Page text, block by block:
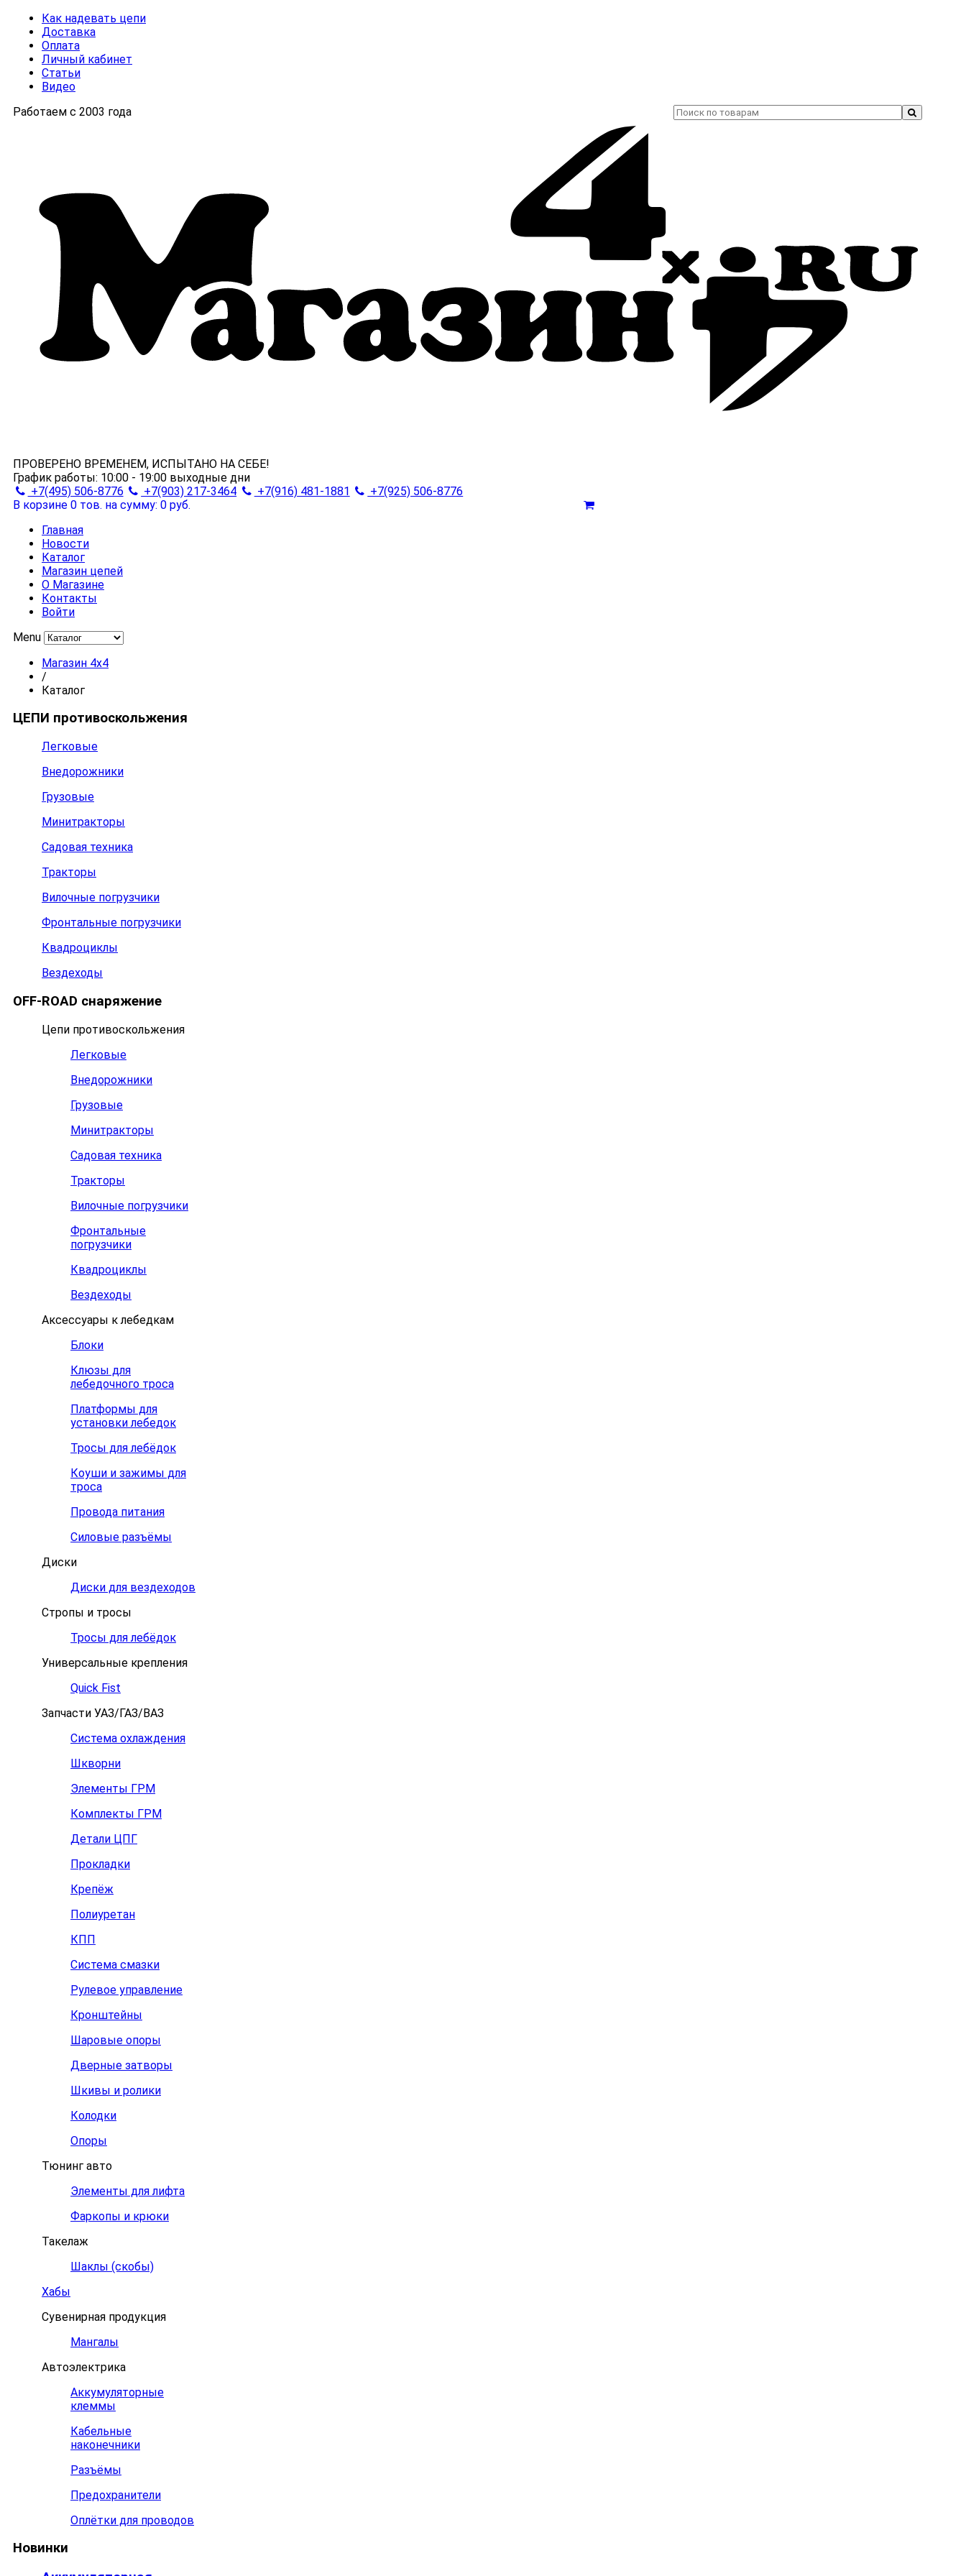
Как надевать цепи
Доставка
Оплата
Личный кабинет
Статьи
Видео
Работаем с 2003 года
ПРОВЕРЕНО ВРЕМЕНЕМ, ИСПЫТАНО НА СЕБЕ!
График работы: 10:00 - 19:00 выходные дни
+7(495) 506-8776
+7(903) 217-3464 +7(916) 481-1881
+7(925) 506-8776
В корзине 0 тов. на сумму: 0 руб.
Главная
Новости
Каталог
Магазин цепей
О Магазине
Контакты
Войти
Menu
Магазин 4x4
/
Каталог
ЦЕПИ противоскольжения
Легковые
Внедорожники
Грузовые
Минитракторы
Садовая техника
Тракторы
Вилочные погрузчики
Фронтальные погрузчики
Квадроциклы
Вездеходы
OFF-ROAD снаряжение
Цепи противоскольжения
Легковые
Внедорожники
Грузовые
Минитракторы
Садовая техника
Тракторы
Вилочные погрузчики
Фронтальные
погрузчики
Квадроциклы
Вездеходы
Аксессуары к лебедкам
Блоки
Клюзы для
лебедочного троса
Платформы для
установки лебедок
Тросы для лебёдок
Коуши и зажимы для
троса
Провода питания
Силовые разъёмы
Диски
Диски для вездеходов
Стропы и тросы
Тросы для лебёдок
Универсальные крепления
Quick Fist
Запчасти УАЗ/ГАЗ/ВАЗ
Система охлаждения
Шкворни
Элементы ГРМ
Комплекты ГРМ
Детали ЦПГ
Прокладки
Крепёж
Полиуретан
КПП
Система смазки
Рулевое управление
Кронштейны
Шаровые опоры
Дверные затворы
Шкивы и ролики
Колодки
Опоры
Тюнинг авто
Элементы для лифта
Фаркопы и крюки
Такелаж
Шаклы (скобы)
Хабы
Сувенирная продукция
Мангалы
Автоэлектрика
Аккумуляторные
клеммы
Кабельные
наконечники
Разъёмы
Предохранители
Оплётки для проводов
Новинки